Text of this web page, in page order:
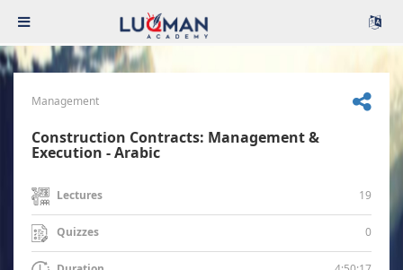
Management
Construction Contracts: Management &
Execution - Arabic
Lectures 19
Quizzes 0